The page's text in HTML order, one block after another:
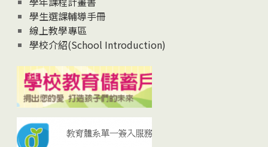
學生選課輔導手冊
線上教學專區
學校介紹(School Introduction)